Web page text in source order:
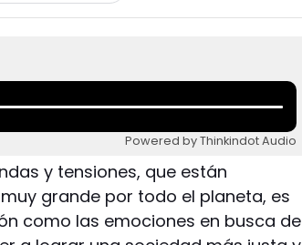
Powered by Thinkindot Audio
y tensiones, que están
grande por todo el planeta, es
como las emociones en busca de